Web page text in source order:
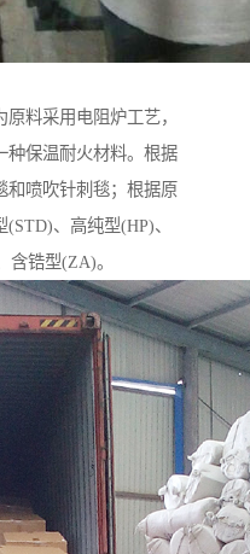
料采用电阻炉工艺，
种保温耐火材料。根据
和喷吹针刺毯；根据原
、高纯型(HP)、
含锆型(ZA)。